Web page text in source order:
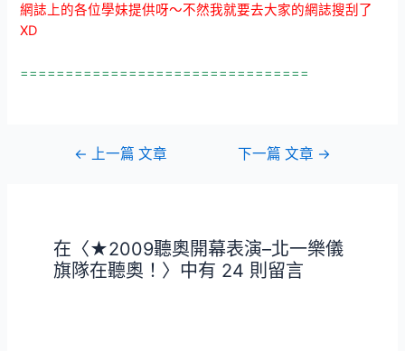
網誌上的各位學妹提供呀～不然我就要去大家的網誌搜刮了
XD
================================
← 上一篇 文章 下一篇 文章 →
在〈★2009聽奧開幕表演–北一樂儀
旗隊在聽奧！〉中有 24 則留言